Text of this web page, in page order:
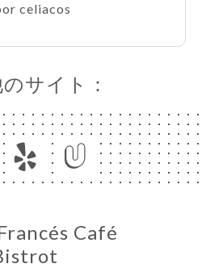
celiacos
サイト：
Café